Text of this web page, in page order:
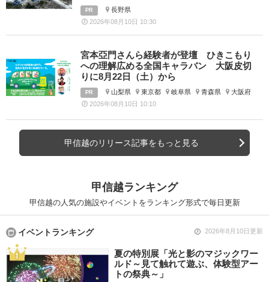
PR
長野県
2026年08月10日 10:30
宮本亞門さんら経験者が登壇 ひきこもり
への理解広める全国キャラバン 大阪皮切
りに8月22日（土）から
PR 山梨県 東京都 岐阜県 青森県
大阪府
2026年08月10日 10:10
甲信越のリリース記事をもっと見る
甲信越ランキング
甲信越の人気の施設やイベントをランキング形式で毎日更新
イベントランキング 2026年8月10日更新
夏の特別展「光と影のマジックワー
ルド～見て触れて遊ぶ、体験型アー
トの祭典～」